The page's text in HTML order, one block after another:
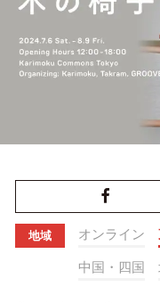
地域 オンライン
中国・四国